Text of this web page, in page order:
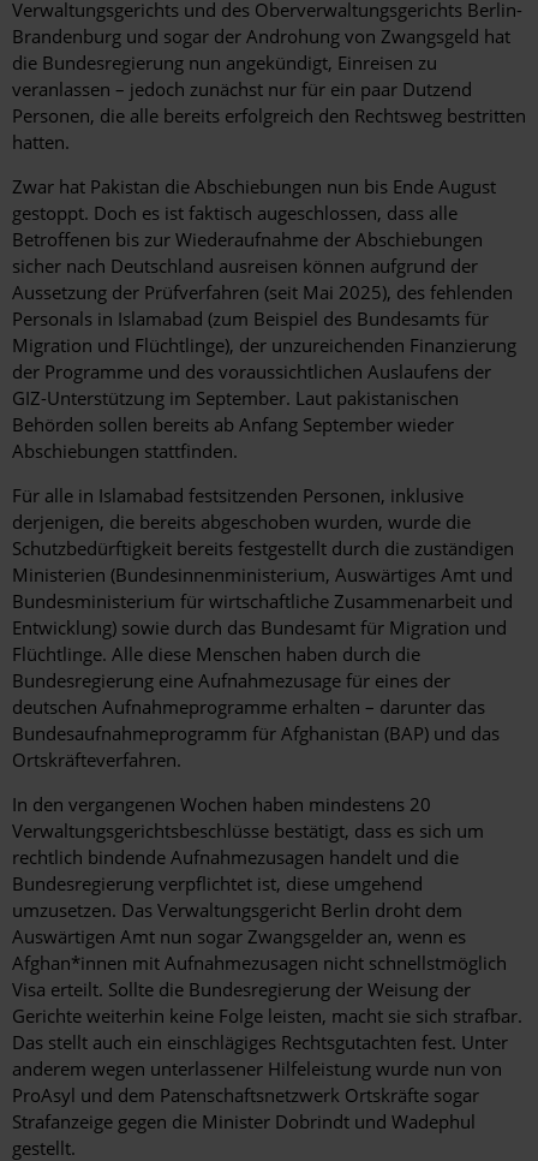
Verwaltungsgerichts und des Oberverwaltungsgerichts Berlin-
Brandenburg und sogar der Androhung von Zwangsgeld hat
die Bundesregierung nun angekündigt, Einreisen zu
veranlassen – jedoch zunächst nur für ein paar Dutzend
Personen, die alle bereits erfolgreich den Rechtsweg bestritten
hatten.
Zwar hat Pakistan die Abschiebungen nun bis Ende August
gestoppt. Doch es ist faktisch augeschlossen, dass alle
Betroffenen bis zur Wiederaufnahme der Abschiebungen
sicher nach Deutschland ausreisen können aufgrund der
Aussetzung der Prüfverfahren (seit Mai 2025), des fehlenden
Personals in Islamabad (zum Beispiel des Bundesamts für
Migration und Flüchtlinge), der unzureichenden Finanzierung
der Programme und des voraussichtlichen Auslaufens der
GIZ-Unterstützung im September. Laut pakistanischen
Behörden sollen bereits ab Anfang September wieder
Abschiebungen stattfinden.
Für alle in Islamabad festsitzenden Personen, inklusive
derjenigen, die bereits abgeschoben wurden, wurde die
Schutzbedürftigkeit bereits festgestellt durch die zuständigen
Ministerien (Bundesinnenministerium, Auswärtiges Amt und
Bundesministerium für wirtschaftliche Zusammenarbeit und
Entwicklung) sowie durch das Bundesamt für Migration und
Flüchtlinge. Alle diese Menschen haben durch die
Bundesregierung eine Aufnahmezusage für eines der
deutschen Aufnahmeprogramme erhalten – darunter das
Bundesaufnahmeprogramm für Afghanistan (BAP) und das
Ortskräfteverfahren.
In den vergangenen Wochen haben mindestens 20
Verwaltungsgerichtsbeschlüsse bestätigt, dass es sich um
rechtlich bindende Aufnahmezusagen handelt und die
Bundesregierung verpflichtet ist, diese umgehend
umzusetzen. Das Verwaltungsgericht Berlin droht dem
Auswärtigen Amt nun sogar Zwangsgelder an, wenn es
Afghan*innen mit Aufnahmezusagen nicht schnellstmöglich
Visa erteilt. Sollte die Bundesregierung der Weisung der
Gerichte weiterhin keine Folge leisten, macht sie sich strafbar.
Das stellt auch ein einschlägiges Rechtsgutachten fest. Unter
anderem wegen unterlassener Hilfeleistung wurde nun von
ProAsyl und dem Patenschaftsnetzwerk Ortskräfte sogar
Strafanzeige gegen die Minister Dobrindt und Wadephul
gestellt.